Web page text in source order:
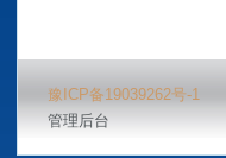
豫ICP备19039262号-1
管理后台